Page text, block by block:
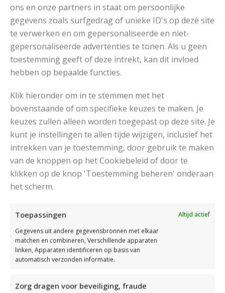
ons en onze partners in staat om persoonlijke
gegevens zoals surfgedrag of unieke ID's op deze site
te verwerken en om gepersonaliseerde en niet-
gepersonaliseerde advertenties te tonen. Als u geen
toestemming geeft of deze intrekt, kan dit invloed
hebben op bepaalde functies.
Klik hieronder om in te stemmen met het
bovenstaande of om specifieke keuzes te maken. Je
keuzes zullen alleen worden toegepast op deze site. Je
kunt je instellingen te allen tijde wijzigen, inclusief het
intrekken van je toestemming, door gebruik te maken
van de knoppen op het Cookiebeleid of door te
klikken op de knop 'Toestemming beheren' onderaan
het scherm.
Toepassingen
Altijd actief
Gegevens uit andere gegevensbronnen met elkaar
matchen en combineren, Verschillende apparaten
linken, Apparaten identificeren op basis van
automatisch verzonden informatie.
Zorg dragen voor beveiliging, fraude
DAMESJAS BREIEN VAN HEERLIJK ZACHT GAREN